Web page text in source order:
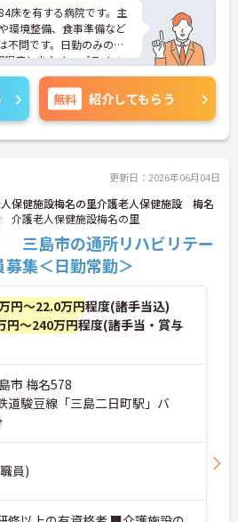
床を有する病院です。主
環境整備、食事準備など
不問です。日勤のみのお
度と少なく、プライベ
ことができます。ご興味
問い合わせください。
無料 紹介してもらう
更新日：2026年06月04日
保健施設梅名の里介護老人保健施設 梅名
介護老人保健施設梅名の里
三島市の通所リハビリテー
集＜日勤常勤＞
円～22.0万円程度(諸手当込)
円～240万円程度(諸手当・賞与
市 梅名578
道駿豆線「三島二日町駅」バ
員)